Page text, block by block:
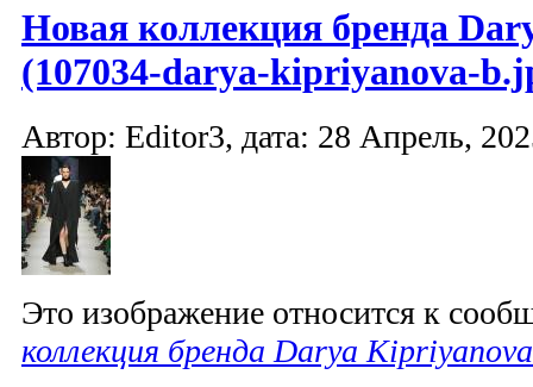
Новая коллекция бренда
(107034-darya-kipriyanova-
Автор: Editor3, дата: 28 Апрель,
Это изображение относится к
коллекция бренда Darya Kipriyanova